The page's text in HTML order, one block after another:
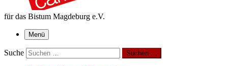
für das Bistum Magdeburg e.V.
Menü
Suche Suchen …